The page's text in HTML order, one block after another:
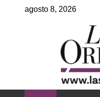
agosto 8, 2026